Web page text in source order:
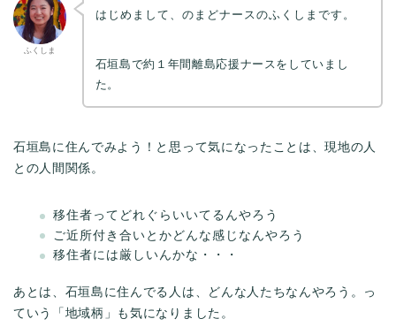
ふくしま
はじめまして、のまどナースのふくしまです。
石垣島で約１年間離島応援ナースをしていまし
た。
石垣島に住んでみよう！と思って気になったことは、現地の人
との人間関係。
移住者ってどれぐらいいてるんやろう
ご近所付き合いとかどんな感じなんやろう
移住者には厳しいんかな・・・
あとは、石垣島に住んでる人は、どんな人たちなんやろう。っ
ていう「地域柄」も気になりました。